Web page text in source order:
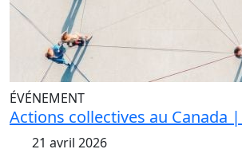
ÉVÉNEMENT
Actions collectives au Canada
21 avril 2026